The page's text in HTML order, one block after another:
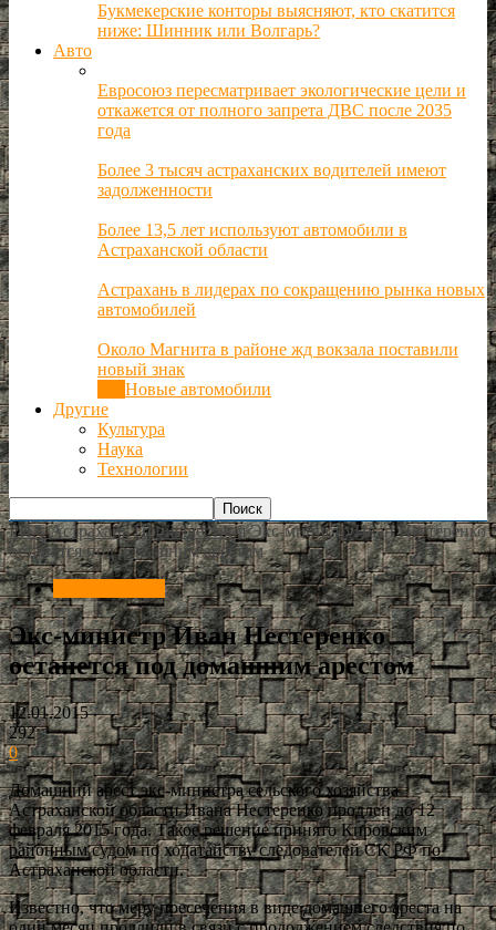
Букмекерские конторы выясняют, кто скатится
ниже: Шинник или Волгарь?
Авто
Евросоюз пересматривает экологические цели и
откажется от полного запрета ДВС после 2035
года
Более 3 тысяч астраханских водителей имеют
задолженности
Более 13,5 лет используют автомобили в
Астраханской области
Астрахань в лидерах по сокращению рынка новых
автомобилей
Около Магнита в районе жд вокзала поставили
новый знак
Новые автомобили
Другие
Культура
Наука
Технологии
РИА Астрахань Происшествия Экс-министр Иван Нестеренко
останется под домашним арестом
Экс-министр Иван Нестеренко
останется под домашним арестом
12.01.2015
292
0
Домашний арест экс-министра сельского хозяйства
Астраханской области Ивана Нестеренко продлен до 12
февраля 2015 года. Такое решение принято Кировским
районным судом по ходатайству следователей СК РФ по
Астраханской области.
Известно, что меру пресечения в виде домашнего ареста на